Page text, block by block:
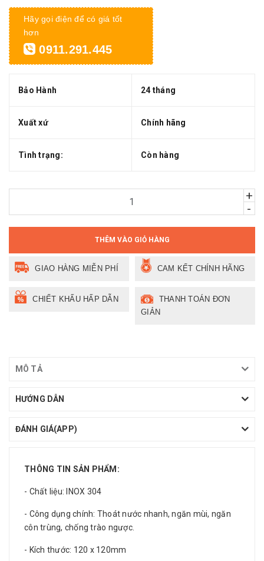
Hãy gọi điện để có giá tốt
hơn
0911.291.445
Bảo Hành 24 tháng
Xuất xứ Chính hãng
Tình trạng: Còn hàng
+
-
THÊM VÀO GIỎ HÀNG
GIAO HÀNG MIỄN PHÍ CAM KẾT CHÍNH HÃNG
CHIẾT KHẤU HẤP DẪN
THANH TOÁN ĐƠN
GIẢN
MÔ TẢ
HƯỚNG DẪN
ĐÁNH GIÁ(APP)
THÔNG TIN SẢN PHẨM:
- Chất liệu: INOX 304
- Công dụng chính: Thoát nước nhanh, ngăn mùi, ngăn
côn trùng, chống trào ngược.
- Kích thước: 120 x 120mm